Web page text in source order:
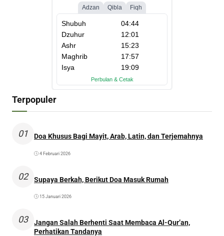
Terpopuler
01 Doa Khusus Bagi Mayit, Arab, Latin, dan Terjemahnya
4 Februari 2026
02 Supaya Berkah, Berikut Doa Masuk Rumah
15 Januari 2026
03
Jangan Salah Berhenti Saat Membaca Al-Qur’an,
Perhatikan Tandanya